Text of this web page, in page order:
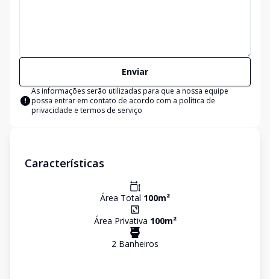
Enviar
As informações serão utilizadas para que a nossa equipe
possa entrar em contato de acordo com a política de
privacidade e termos de serviço
Características
Área Total 100m²
Área Privativa 100m²
2 Banheiros